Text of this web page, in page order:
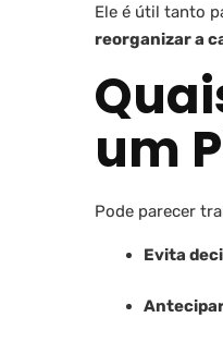
Ele é útil tanto
reorganizar a
um
Pode parecer
Evita